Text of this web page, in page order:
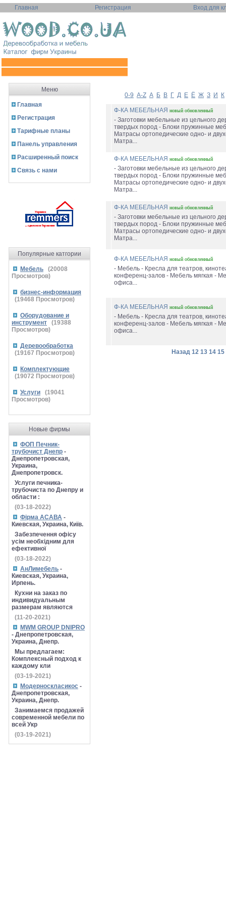
Главная Регистрация Вход для
Меню
Главная
Регистрация
Тарифные планы
Панель управления
Расширенный поиск
Связь с нами
Популярные катгории
Мебель (20008
Просмотров)
бизнес-информация
(19468 Просмотров)
Оборудование и
инструмент
(19388
Просмотров)
Деревообработка
(19167 Просмотров)
Комплектующие
(19072 Просмотров)
Услуги (19041
Просмотров)
Новые фирмы
ФОП Печник-
трубочист Днепр -
Днепропетровская,
Украина,
Днепропетровск.
Услуги печника-
трубочиста по Днепру и
области :
(03-18-2022)
Фірма АСАВА -
Киевская, Украина, Київ.
Забезпечення офісу
усім необхідним для
ефективної
(03-18-2022)
АнЛимебель -
Киевская, Украина,
Ирпень.
Кухни на заказ по
индивидуальным
размерам являются
(11-20-2021)
MWM GROUP DNIPRO
- Днепропетровская,
Украина, Днепр.
Мы предлагаем:
Комплексный подход к
каждому кли
(03-19-2021)
Модерноскласикос -
Днепропетровская,
Украина, Днепр.
Занимаемся продажей
современной мебели по
всей Укр
(03-19-2021)
0-9 A-Z А Б В Г Д Е Ё Ж З И К
Ф-КА МЕБЕЛЬНАЯ новый обновленный
- Заготовки мебельные из цельного
твердых пород - Блоки пружинные
Матрасы ортопедические одно- и
Матра...
Ф-КА МЕБЕЛЬНАЯ новый обновленный
- Заготовки мебельные из цельного
твердых пород - Блоки пружинные
Матрасы ортопедические одно- и
Матра...
Ф-КА МЕБЕЛЬНАЯ новый обновленный
- Заготовки мебельные из цельного
твердых пород - Блоки пружинные
Матрасы ортопедические одно- и
Матра...
Ф-КА МЕБЕЛЬНАЯ новый обновленный
- Мебель - Кресла для театров,
конференц-залов - Мебель мягкая -
офиса...
Ф-КА МЕБЕЛЬНАЯ новый обновленный
- Мебель - Кресла для театров,
конференц-залов - Мебель мягкая -
офиса...
Назад 12 13 14 15